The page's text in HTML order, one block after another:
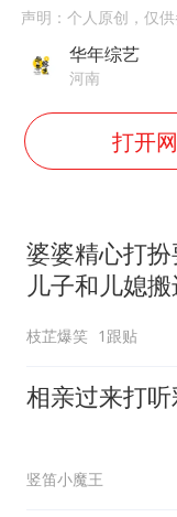
声明：个人原创，仅
华年综艺
河南
打开
婆婆精心打
儿子和儿媳
出来就是另
枝芷爆笑 1跟贴
相亲过来打
竖笛小魔王